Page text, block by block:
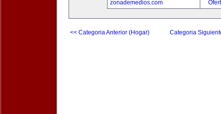
zonademedios.com
<< Categoria Anterior (Hogar) Categoria